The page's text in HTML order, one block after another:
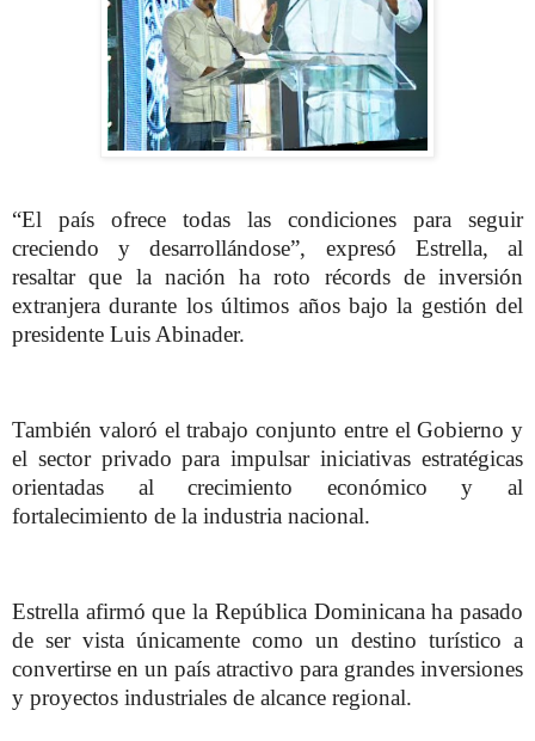
“El país ofrece todas las condiciones para seguir
creciendo y desarrollándose”, expresó Estrella, al
resaltar que la nación ha roto récords de inversión
extranjera durante los últimos años bajo la gestión del
presidente Luis Abinader.
También valoró el trabajo conjunto entre el Gobierno y
el sector privado para impulsar iniciativas estratégicas
orientadas al crecimiento económico y al
fortalecimiento de la industria nacional.
Estrella afirmó que la República Dominicana ha pasado
de ser vista únicamente como un destino turístico a
convertirse en un país atractivo para grandes inversiones
y proyectos industriales de alcance regional.